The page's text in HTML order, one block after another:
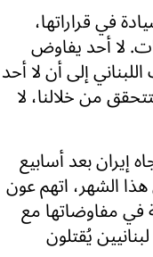
في قراراتها،
لا أحد يفاوض
إلى أن لا أحد
من خلالنا، لا
إيران بعد أسابيع
الشهر، اتهم عون
في مفاوضاتها مع
يُقتلون